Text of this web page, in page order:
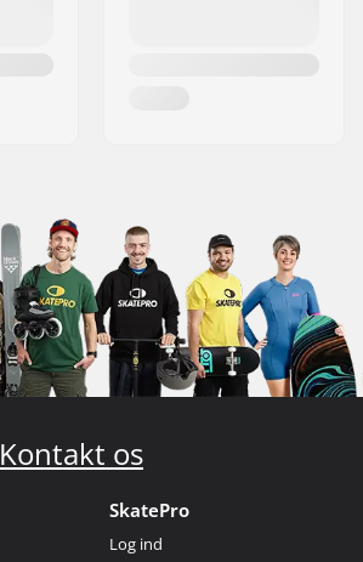
Kontakt os
SkatePro
Log ind